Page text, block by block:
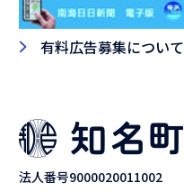
有料広告募集について
法人番号9000020011002